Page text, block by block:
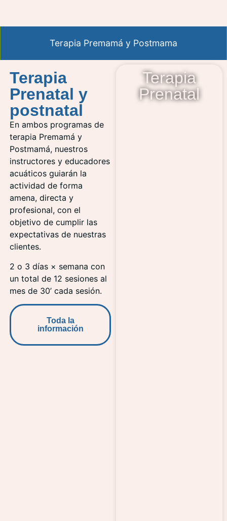
Terapia Premamá y Postmama
Terapia
Prenatal y
postnatal
En ambos programas de
terapia Premamá y
Postmamá, nuestros
instructores y educadores
acuáticos guiarán la
actividad de forma
amena, directa y
profesional, con el
objetivo de cumplir las
expectativas de nuestras
clientes.
2 o 3 días × semana con
un total de 12 sesiones al
mes de 30’ cada sesión.
Toda la
información
Terapia
Prenatal